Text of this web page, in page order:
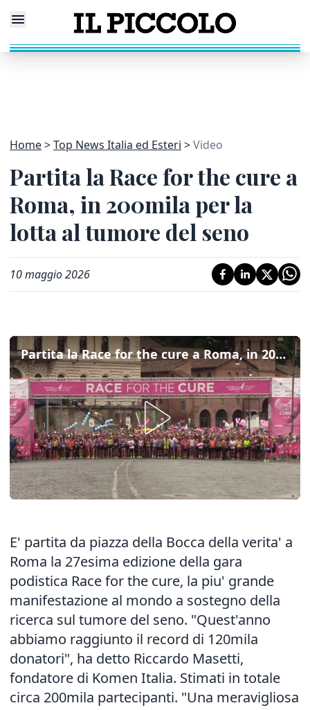
Home Top News Italia ed Esteri Video
Partita la Race for the cure a
Roma, in 200mila per la
lotta al tumore del seno
10 maggio 2026
Partita la Race for the cure a Roma, in 200mila per la lotta al tumore del seno
E' partita da piazza della Bocca della verita' a
Roma la 27esima edizione della gara
podistica Race for the cure, la piu' grande
manifestazione al mondo a sostegno della
ricerca sul tumore del seno. "Quest'anno
abbiamo raggiunto il record di 120mila
donatori", ha detto Riccardo Masetti,
fondatore di Komen Italia. Stimati in totale
circa 200mila partecipanti. "Una meravigliosa